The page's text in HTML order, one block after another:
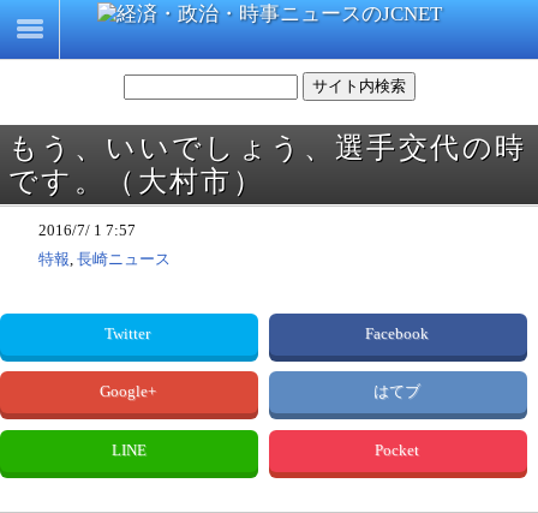
もう、いいでしょう、選手交代の時
です。（大村市）
2016/7/ 1 7:57
特報, 長崎ニュース
Twitter Facebook
Google+ はてブ
LINE Pocket